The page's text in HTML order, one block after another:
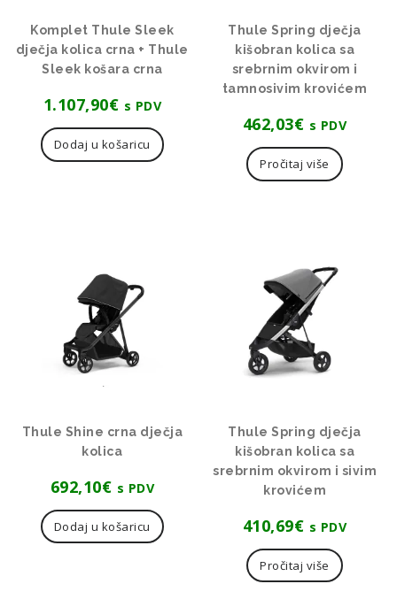
Komplet Thule Sleek
dječja kolica crna + Thule
Sleek košara crna
1.107,90€ s PDV
Dodaj u košaricu
Thule Spring dječja
kišobran kolica sa
srebrnim okvirom i
tamnosivim krovićem
462,03€ s PDV
Pročitaj više
Thule Shine crna dječja
kolica
692,10€ s PDV
Dodaj u košaricu
Thule Spring dječja
kišobran kolica sa
srebrnim okvirom i sivim
krovićem
410,69€ s PDV
Pročitaj više